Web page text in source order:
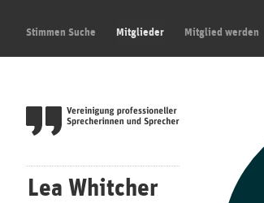
Stimmen Suche Mitglieder Mitglied werden
Lea Whitcher